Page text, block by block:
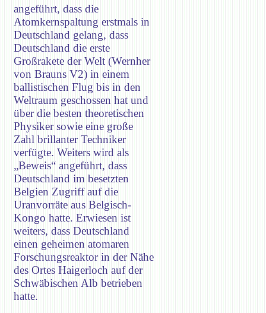
angeführt, dass die
Atomkernspaltung erstmals in
Deutschland gelang, dass
Deutschland die erste
Großrakete der Welt (Wernher
von Brauns V2) in einem
ballistischen Flug bis in den
Weltraum geschossen hat und
über die besten theoretischen
Physiker sowie eine große
Zahl brillanter Techniker
verfügte. Weiters wird als
„Beweis“ angeführt, dass
Deutschland im besetzten
Belgien Zugriff auf die
Uranvorräte aus Belgisch-
Kongo hatte. Erwiesen ist
weiters, dass Deutschland
einen geheimen atomaren
Forschungsreaktor in der Nähe
des Ortes Haigerloch auf der
Schwäbischen Alb betrieben
hatte.